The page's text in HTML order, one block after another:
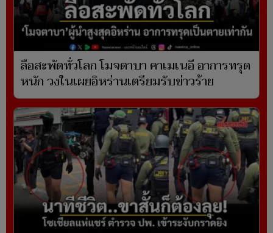
ลือสะพัดทั่วโลก โมจตาบา คาเมเนอี อาการทรุด
หนัก วงในเผยอิหร่านเตรียมรับข่าวร้าย